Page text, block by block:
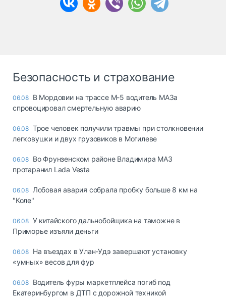
Безопасность и страхование
06.08 В Мордовии на трассе М-5 водитель МАЗа
спровоцировал смертельную аварию
06.08 Трое человек получили травмы при столкновении
легковушки и двух грузовиков в Могилеве
06.08 Во Фрунзенском районе Владимира МАЗ
протаранил Lada Vesta
06.08 Лобовая авария собрала пробку больше 8 км на
"Коле"
06.08 У китайского дальнобойщика на таможне в
Приморье изъяли деньги
06.08 Ha въeздax в Улaн-Удэ зaвepшaют ycтaнoвкy
«yмныx» вecoв для фyp
06.08 Водитель фуры маркетплейса погиб под
Екатеринбургом в ДТП с дорожной техникой